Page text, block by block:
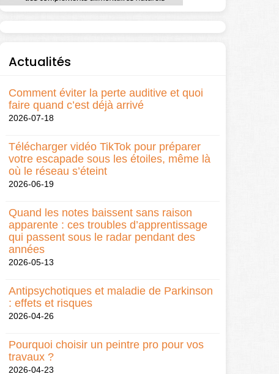
Actualités
Comment éviter la perte auditive et quoi
faire quand c’est déjà arrivé
2026-07-18
Télécharger vidéo TikTok pour préparer
votre escapade sous les étoiles, même là
où le réseau s’éteint
2026-06-19
Quand les notes baissent sans raison
apparente : ces troubles d’apprentissage
qui passent sous le radar pendant des
années
2026-05-13
Antipsychotiques et maladie de Parkinson
: effets et risques
2026-04-26
Pourquoi choisir un peintre pro pour vos
travaux ?
2026-04-23